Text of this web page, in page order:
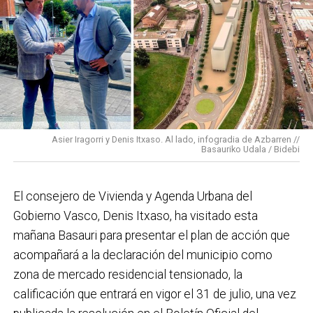
vecinas de esa zona y que simboliza muy bien el
Basauri por el que trabajamos: más accesible, más
conectado y pensado para todas las personas.
En cuanto a nuestras áreas, estos tres años han dado
para mucho. En Medio Ambiente destacaría el
impulso para la creación de huertos urbanos,la
elaboración del Plan General de Actuación Energética,
el Plan de Acción contra el Ruido y la instalación de
régimen de autoconsumo, que hacen de Basauri un
municipio más sostenible y preparado para el futuro.
En ese sentido, estamos trabajando en acciones de
clima y energía, entre las que destacan el diseño de
una red de refugios climáticos, junto con un Plan de
Actuación ante Episodios de Altas Temperaturas,
Asier Iragorri y Denis Itxaso. Al lado, infogradia de Azbarren //
Basauriko Udala / Bidebi
El consejero de Vivienda y Agenda Urbana del
Gobierno Vasco, Denis Itxaso, ha visitado esta
mañana Basauri para presentar el plan de acción que
acompañará a la declaración del municipio como
zona de mercado residencial tensionado, la
calificación que entrará en vigor el 31 de julio, una vez